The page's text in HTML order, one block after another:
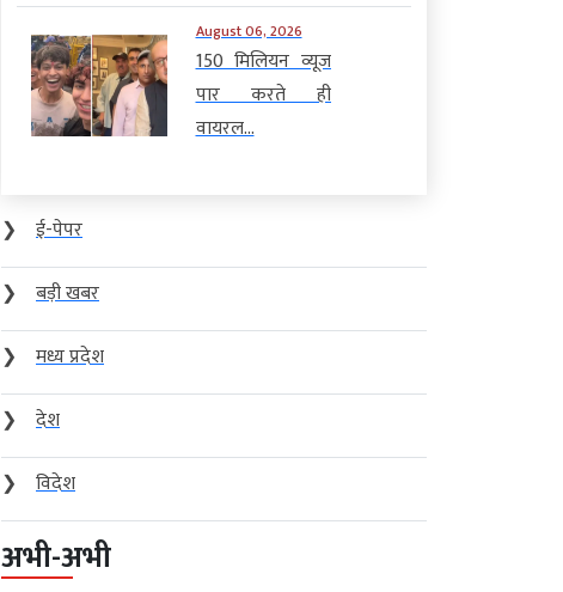
August 06, 2026
150 मिलियन व्यूज
पार करते ही
वायरल...
❯
ई-पेपर
❯
बड़ी खबर
❯
मध्य प्रदेश
❯
देश
❯
विदेश
अभी-अभी